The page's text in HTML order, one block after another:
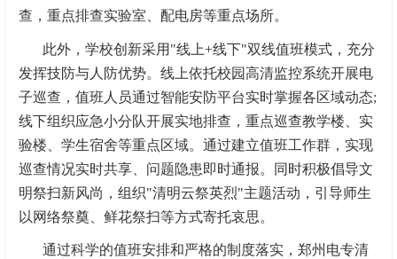
查，重点排查实验室、配电房等重点场所。
此外，学校创新采用"线上+线下"双线值班模式，充分
发挥技防与人防优势。线上依托校园高清监控系统开展电
子巡查，值班人员通过智能安防平台实时掌握各区域动态;
线下组织应急小分队开展实地排查，重点巡查教学楼、实
验楼、学生宿舍等重点区域。通过建立值班工作群，实现
巡查情况实时共享、问题隐患即时通报。同时积极倡导文
明祭扫新风尚，组织"清明云祭英烈"主题活动，引导师生
以网络祭奠、鲜花祭扫等方式寄托哀思。
通过科学的值班安排和严格的制度落实，郑州电专清